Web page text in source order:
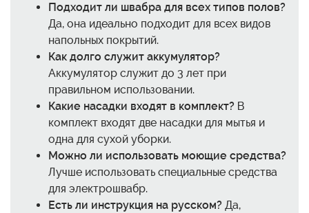
Подходит ли швабра для всех типов полов?
Да, она идеально подходит для всех видов
напольных покрытий.
Как долго служит аккумулятор?
Аккумулятор служит до 3 лет при
правильном использовании.
Какие насадки входят в комплект? В
комплект входят две насадки для мытья и
одна для сухой уборки.
Можно ли использовать моющие средства?
Лучше использовать специальные средства
для электрошвабр.
Есть ли инструкция на русском? Да,